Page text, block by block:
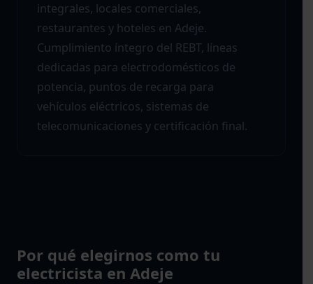
integrales, locales comerciales,
restaurantes y hoteles en Adeje.
Cumplimiento íntegro del REBT, líneas
dedicadas para electrodomésticos de
potencia, puntos de recarga para
vehículos eléctricos, sistemas de
telecomunicaciones y certificación final.
Por qué elegirnos como tu
electricista en Adeje